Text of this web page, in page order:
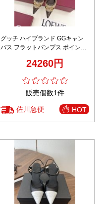
グッチ ハイブランド GGキャン
バス フラットパンプス ポインテ
24260円
販売個数1件
佐川急便 HOT